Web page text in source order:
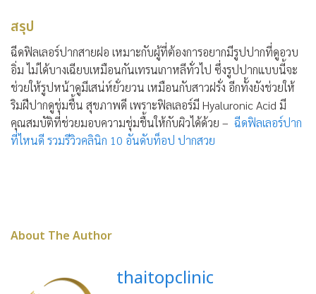
สรุป
ฉีดฟิลเลอร์ปากสายฝอ เหมาะกับผู้ที่ต้องการอยากมีรูปปากที่ดูอวบ
อิ่ม ไม่ได้บางเฉียบเหมือนกันเทรนเกาหลีทั่วไป ซึ่งรูปปากแบบนี้จะ
ช่วยให้รูปหน้าดูมีเสน่ห์ยั่วยวน เหมือนกับสาวฝรั่ง อีกทั้งยังช่วยให้
ริมฝีปากดูชุ่มชื้น สุขภาพดี เพราะฟิลเลอร์มี Hyaluronic Acid มี
คุณสมบัติที่ช่วยมอบความชุ่มชื้นให้กับผิวได้ด้วย – ฉีดฟิลเลอร์ปาก
ที่ไหนดี รวมรีวิวคลินิก 10 อันดับท็อป ปากสวย
About The Author
thaitopclinic